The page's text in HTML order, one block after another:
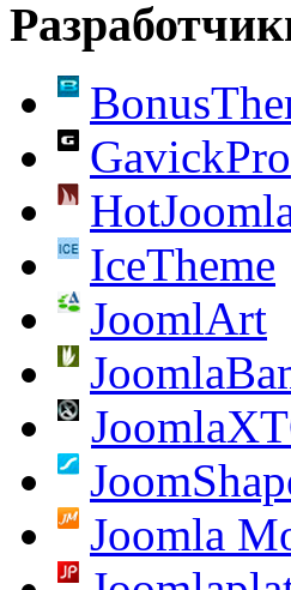
GavickPro
IceTheme
JoomlArt
Joomla